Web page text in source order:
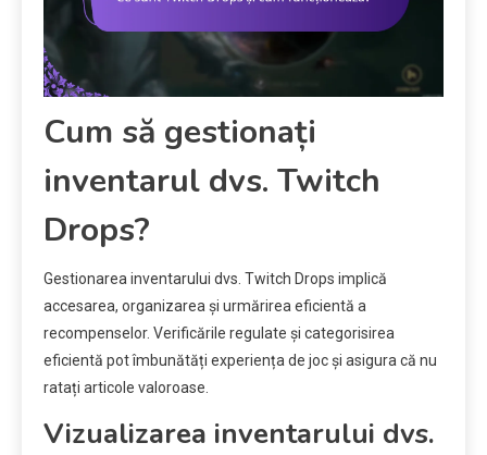
Cum să gestionați
inventarul dvs. Twitch
Drops?
Gestionarea inventarului dvs. Twitch Drops implică
accesarea, organizarea și urmărirea eficientă a
recompenselor. Verificările regulate și categorisirea
eficientă pot îmbunătăți experiența de joc și asigura că nu
ratați articole valoroase.
Vizualizarea inventarului dvs.